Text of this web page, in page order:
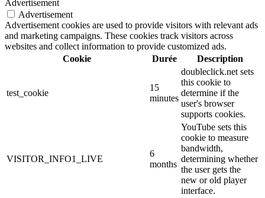
Advertisement
Advertisement
Advertisement cookies are used to provide visitors with relevant ads
and marketing campaigns. These cookies track visitors across
websites and collect information to provide customized ads.
Cookie
Durée Description
test_cookie
15
minutes
doubleclick.net sets
this cookie to
determine if the
user's browser
supports cookies.
VISITOR_INFO1_LIVE
6
months
YouTube sets this
cookie to measure
bandwidth,
determining whether
the user gets the
new or old player
interface.